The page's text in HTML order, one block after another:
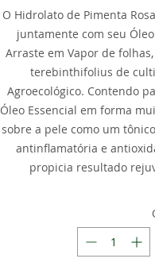
O Hidrolato de Pimenta
juntamente com seu
Arraste em Vapor de
terebinthifolius de
Agroecológico. Contendo
Óleo Essencial em forma
sobre a pele como um
antinflamatória e
propicia resultado